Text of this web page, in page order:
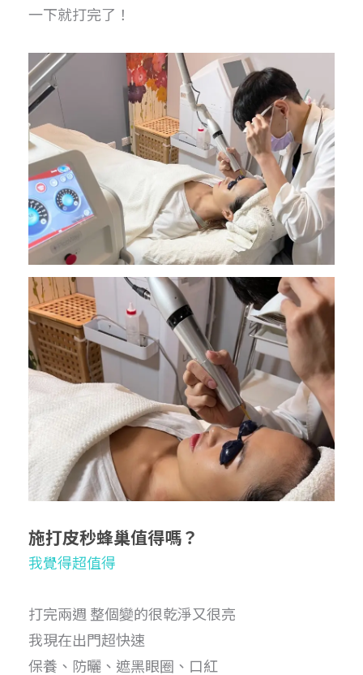
一下就打完了！
施打皮秒蜂巢值得嗎？
我覺得超值得
打完兩週 整個變的很乾淨又很亮
我現在出門超快速
保養、防曬、遮黑眼圈、口紅